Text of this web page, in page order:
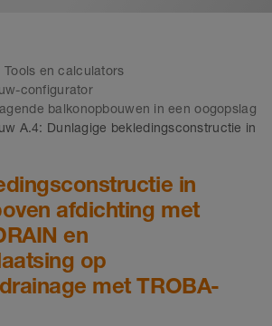
Tools en calculators
configurator
balkonopbouwen in een oogopslag
A.4: Dunlagige bekledingsconstructie in
in
afdichting met
en
op
met TROBA-